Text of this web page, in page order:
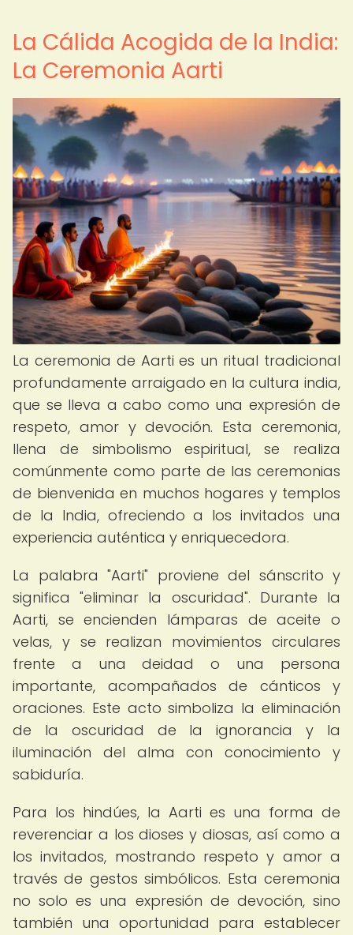
La Cálida Acogida de la India:
La Ceremonia Aarti
La ceremonia de Aarti es un ritual tradicional
profundamente arraigado en la cultura india,
que se lleva a cabo como una expresión de
respeto, amor y devoción. Esta ceremonia,
llena de simbolismo espiritual, se realiza
comúnmente como parte de las ceremonias
de bienvenida en muchos hogares y templos
de la India, ofreciendo a los invitados una
experiencia auténtica y enriquecedora.
La palabra "Aarti" proviene del sánscrito y
significa "eliminar la oscuridad". Durante la
Aarti, se encienden lámparas de aceite o
velas, y se realizan movimientos circulares
frente a una deidad o una persona
importante, acompañados de cánticos y
oraciones. Este acto simboliza la eliminación
de la oscuridad de la ignorancia y la
iluminación del alma con conocimiento y
sabiduría.
Para los hindúes, la Aarti es una forma de
reverenciar a los dioses y diosas, así como a
los invitados, mostrando respeto y amor a
través de gestos simbólicos. Esta ceremonia
no solo es una expresión de devoción, sino
también una oportunidad para establecer